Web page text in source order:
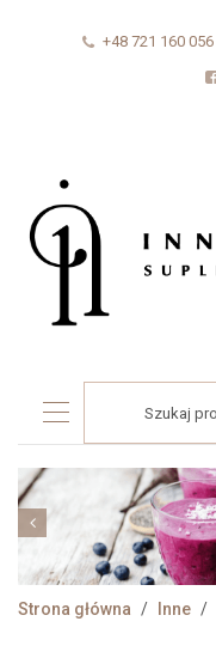
+48 721 160 056
search
Strona główna / Inne /